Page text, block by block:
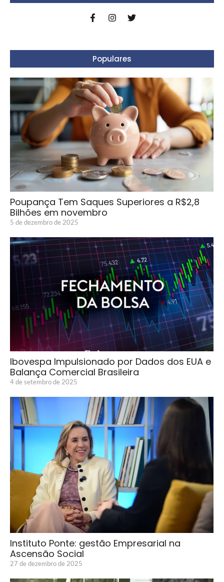
Populares
Poupança Tem Saques Superiores a R$2,8
Bilhões em novembro
5 de dezembro de 2025
Ibovespa Impulsionado por Dados dos EUA e
Balança Comercial Brasileira
4 de setembro de 2025
Instituto Ponte: gestão Empresarial na
Ascensão Social
27 de dezembro de 2025